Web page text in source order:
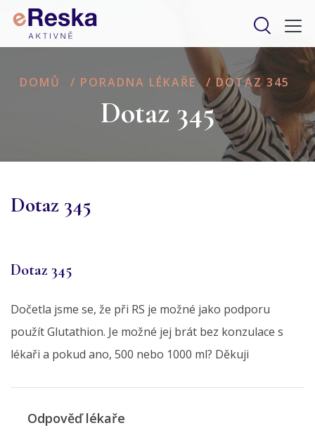
DOMŮ / PORADNA LÉKAŘE / DOTAZ 345
Dotaz 345
Dotaz 345
Dotaz 345
Dočetla jsme se, že při RS je možné jako podporu
použít Glutathion. Je možné jej brát bez konzulace s
lékaři a pokud ano, 500 nebo 1000 ml? Děkuji
Odpověď lékaře